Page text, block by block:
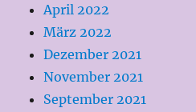
April 2022
März 2022
Dezember 2021
November 2021
September 2021